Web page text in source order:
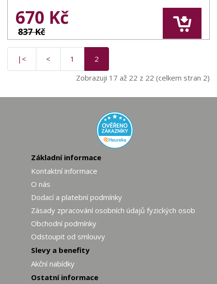
670 Kč
837 Kč
|< < 1
2
Zobrazuji 17 až 22 z 22 (celkem stran 2)
Základní informace
Kontaktní informace
O nás
Dodací a platební podmínky
Zásady zpracování osobních údajů fyzických osob
Obchodní podmínky
Odstoupit od smlouvy
Slevy a benefity
Akční nabídky
Ostatní informace